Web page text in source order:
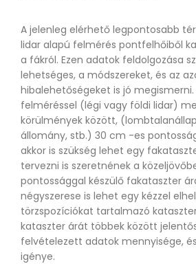
A jelenleg elérhető legpontosabb
lidar alapú felmérés pontfelhőiből
a fákról. Ezen adatok feldolgozása
lehetséges, a módszereket, és az
hibalehetőségeket is jó megismerni.
felméréssel (légi vagy földi lidar)
körülmények között,
állomány, stb.) 30 cm -es
akkor is szükség lehet egy
tervezni is szeretnének a
pontossággal készülő fakataszter
négyszerese is lehet egy kézzel
törzspozíciókat tartalmazó
kataszter árát többek között
felvételezett adatok mennyisége,
igénye.